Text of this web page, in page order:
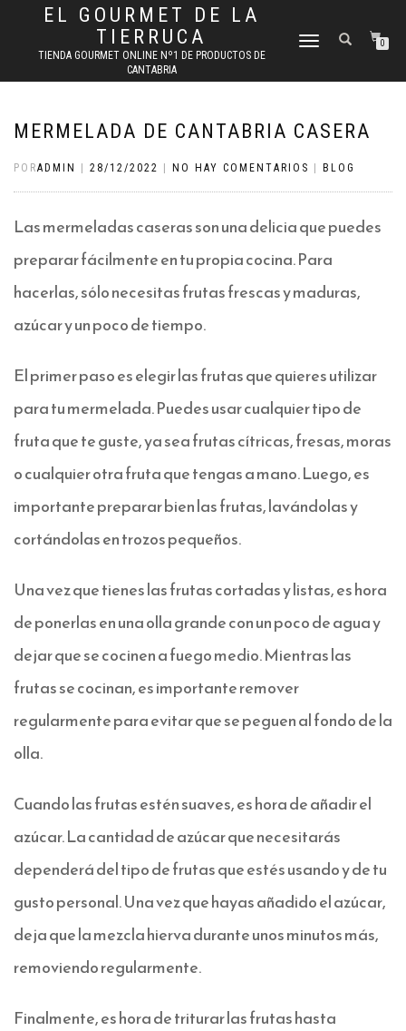
EL GOURMET DE LA
TIERRUCA
TIENDA GOURMET ONLINE Nº1 DE PRODUCTOS DE
CANTABRIA
CAMBIAR
0
MERMELADA DE CANTABRIA CASERA
PORADMIN 28/12/2022 NO HAY COMENTARIOS BLOG
Las mermeladas caseras son una delicia que puedes
preparar fácilmente en tu propia cocina. Para
hacerlas, sólo necesitas frutas frescas y maduras,
azúcar y un poco de tiempo.
El primer paso es elegir las frutas que quieres utilizar
para tu mermelada. Puedes usar cualquier tipo de
fruta que te guste, ya sea frutas cítricas, fresas, moras
o cualquier otra fruta que tengas a mano. Luego, es
importante preparar bien las frutas, lavándolas y
cortándolas en trozos pequeños.
Una vez que tienes las frutas cortadas y listas, es hora
de ponerlas en una olla grande con un poco de agua y
dejar que se cocinen a fuego medio. Mientras las
frutas se cocinan, es importante remover
regularmente para evitar que se peguen al fondo de la
olla.
Cuando las frutas estén suaves, es hora de añadir el
azúcar. La cantidad de azúcar que necesitarás
dependerá del tipo de frutas que estés usando y de tu
gusto personal. Una vez que hayas añadido el azúcar,
deja que la mezcla hierva durante unos minutos más,
removiendo regularmente.
Finalmente, es hora de triturar las frutas hasta